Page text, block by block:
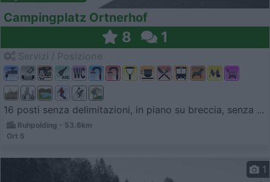
Campingplatz Ortnerhof
8 1
16 posti senza delimitazioni, in piano su breccia, senza ...
Ruhpolding - 53.6km
Ort 5
1